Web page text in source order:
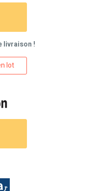
livraison !
lot